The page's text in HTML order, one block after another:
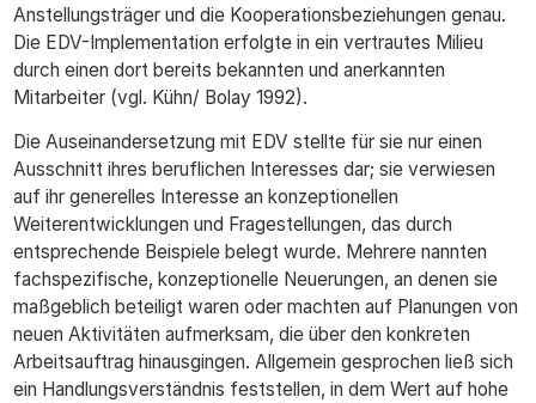
Anstellungsträger und die Kooperationsbeziehungen genau.
Die EDV-Implementation erfolgte in ein vertrautes Milieu
durch einen dort bereits bekannten und anerkannten
Mitarbeiter (vgl. Kühn/ Bolay 1992).
Die Auseinandersetzung mit EDV stellte für sie nur einen
Ausschnitt ihres beruflichen Interesses dar; sie verwiesen
auf ihr generelles Interesse an konzeptionellen
Weiterentwicklungen und Fragestellungen, das durch
entsprechende Beispiele belegt wurde. Mehrere nannten
fachspezifische, konzeptionelle Neuerungen, an denen sie
maßgeblich beteiligt waren oder machten auf Planungen von
neuen Aktivitäten aufmerksam, die über den konkreten
Arbeitsauftrag hinausgingen. Allgemein gesprochen ließ sich
ein Handlungsverständnis feststellen, in dem Wert auf hohe